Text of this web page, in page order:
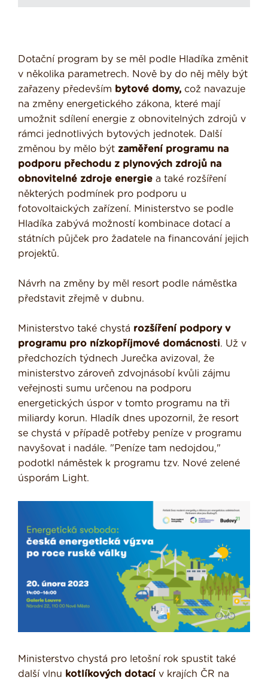
Dotační program by se měl podle Hladíka změnit
v několika parametrech. Nově by do něj měly být
zařazeny především bytové domy, což navazuje
na změny energetického zákona, které mají
umožnit sdílení energie z obnovitelných zdrojů v
rámci jednotlivých bytových jednotek. Další
změnou by mělo být zaměření programu na
podporu přechodu z plynových zdrojů na
obnovitelné zdroje energie a také rozšíření
některých podmínek pro podporu u
fotovoltaických zařízení. Ministerstvo se podle
Hladíka zabývá možností kombinace dotací a
státních půjček pro žadatele na financování jejich
projektů.
Návrh na změny by měl resort podle náměstka
představit zřejmě v dubnu.
Ministerstvo také chystá rozšíření podpory v
programu pro nízkopříjmové domácnosti. Už v
předchozích týdnech Jurečka avizoval, že
ministerstvo zároveň zdvojnásobí kvůli zájmu
veřejnosti sumu určenou na podporu
energetických úspor v tomto programu na tři
miliardy korun. Hladík dnes upozornil, že resort
se chystá v případě potřeby peníze v programu
navyšovat i nadále. "Peníze tam nedojdou,"
podotkl náměstek k programu tzv. Nové zelené
úsporám Light.
Ministerstvo chystá pro letošní rok spustit také
další vlnu kotlíkových dotací v krajích ČR na